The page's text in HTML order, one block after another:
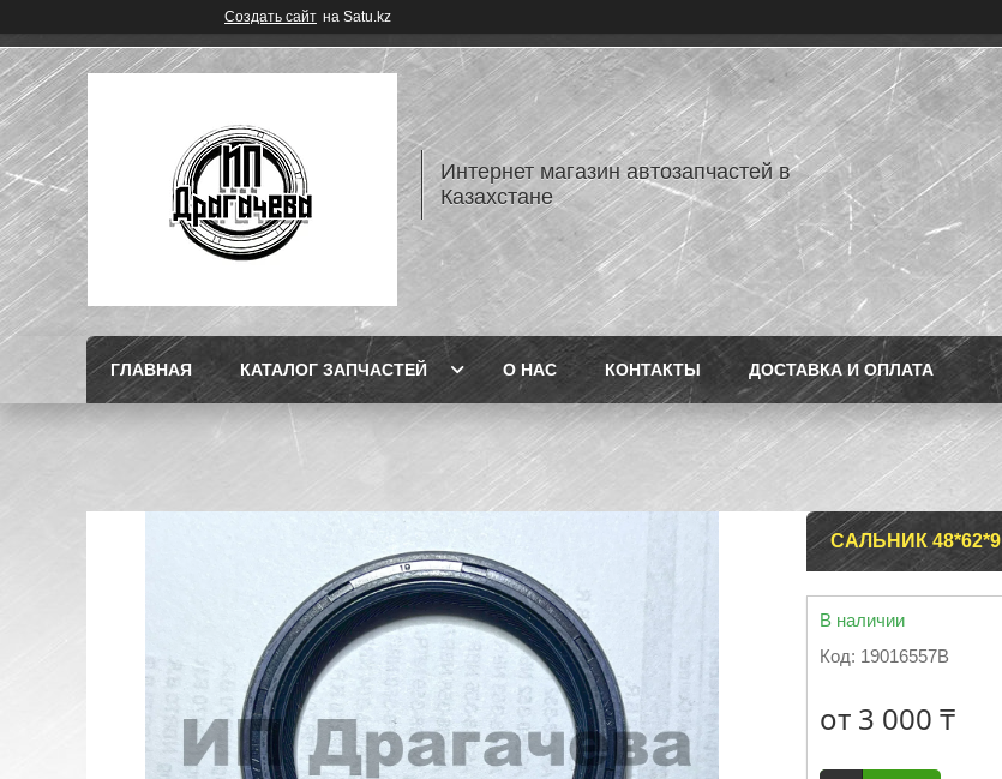
Создать сайт на Satu.kz
Интернет магазин автозапчастей в
Казахстане
ГЛАВНАЯ КАТАЛОГ ЗАПЧАСТЕЙ О НАС КОНТАКТЫ ДОСТАВКА И ОПЛАТА
САЛЬНИК 48*62*9
В наличии
Код: 19016557B
от 3 000 ₸